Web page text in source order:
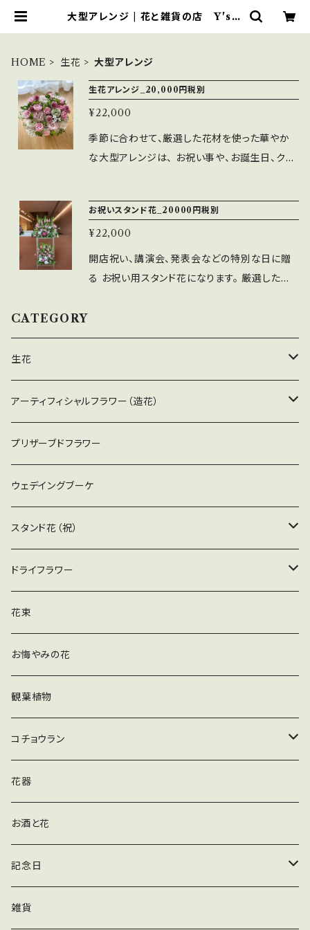
大型アレンジ | 花と雑貨の店 Y's S
HOME 生花 大型アレンジ
生花アレンジ_20,000円税別
¥22,000
季節に合わせて、厳選した花材を使った華やか
な大型アレンジは、 お祝い事や、お誕生日、クリ
でとうのお言葉をお花とともに贈りましょう。 専
属デザイナーが、心を込めて丁寧にお作りしま
す。 ＊季節によってお花の種類は変わります。 花
材の指定がある場合は、１週間以上前に お申込
お祝いスタンド花_20000円税別
¥22,000
開店祝い、講演会、発表会などの特別な日に贈
る お祝い用スタンド花になります。 厳選した花
も特徴です。開店日一日だけでなく、水を足して
もらえれば１週間程度飾っていただけるアレン
CATEGORY
生花
大型アレンジ
お悔やみの花
お祝いの花
アーティフィシャルフラワー（造花）
アレンジメント（花器付）
花束
お仏壇用アレンジ（器付）
プリザーブドフラワー
ウェデイングブーケ
スタンド花（祝）
スタンド花（祝）
スタンド花（仏）
ドライフラワー
アレンジ（器付）
花束
花束
お悔やみの花
観葉植物
コチョウラン
胡蝶蘭_白
花器
お酒と花
記念日
誕生日
雑貨